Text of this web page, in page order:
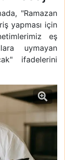
"Ramazan
yapması için
eş
uymayan
ifadelerini